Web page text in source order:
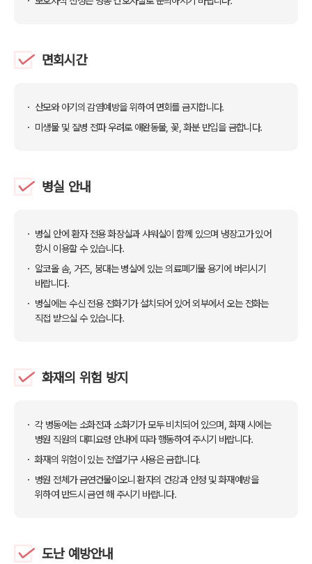
면회시간
산모와 아기의 감염예방을 위하여 면회를 금지합니다.
미생물 및 질병 전파 우려로 애완동물, 꽃, 화분 반입을 금합니다.
병실 안내
병실 안에 환자 전용 화장실과 샤워실이 함께 있으며 냉장고가 있어
항시 이용할 수 있습니다.
알코올 솜, 거즈, 붕대는 병실에 있는 의료폐기물 용기에 버리시기
바랍니다.
병실에는 수신 전용 전화기가 설치되어 있어 외부에서 오는 전화는
직접 받으실 수 있습니다.
화재의 위험 방지
각 병동에는 소화전과 소화기가 모두 비치되어 있으며, 화재 시에는
병원 직원의 대피요령 안내에 따라 행동하여 주시기 바랍니다.
화재의 위험이 있는 전열기구 사용은 금합니다.
병원 전체가 금연건물이오니 환자의 건강과 안정 및 화재예방을
위하여 반드시 금연 해 주시기 바랍니다.
도난 예방안내